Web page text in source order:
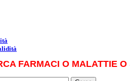
FARMACI O MALATTIE